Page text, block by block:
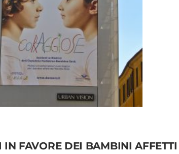
IN FAVORE DEI BAMBINI